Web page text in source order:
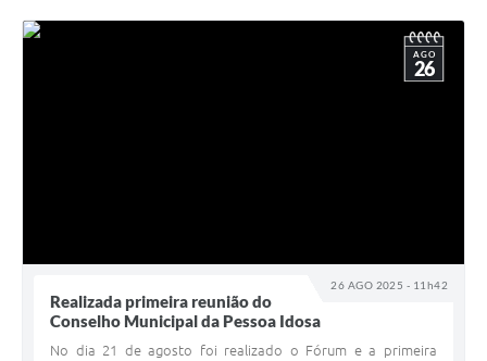
26 AGO 2025 - 11h42
AGO
26
Realizada primeira reunião do
Conselho Municipal da Pessoa Idosa
No dia 21 de agosto foi realizado o Fórum e a primeira